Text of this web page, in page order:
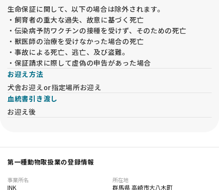
生命保証に関して、以下の場合は除外されます。
・飼育者の重大な過失、故意に基づく死亡
・伝染病予防ワクチンの接種を受けず、そのための死亡
・獣医師の治療を受けなかった場合の死亡
・事故による死亡、逃亡、及び盗難。
・保証請求に際して虚偽の申告があった場合
お迎え方法
犬舎お迎えor指定場所お迎え
血統書引き渡し
お迎え後
第一種動物取扱業の登録情報
事業所名
INK
所在地
群馬県 高崎市大八木町